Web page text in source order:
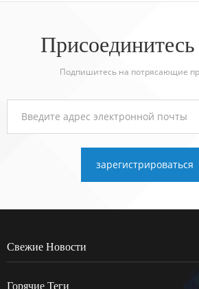
Подпишитесь на потрясающие
Свежие Новости
Горячие Теги